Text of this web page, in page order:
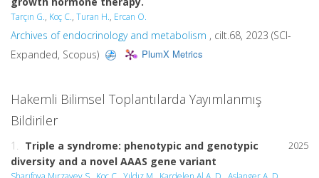
Tarçın G., Koç C., Turan H., Ercan O.
Archives of endocrinology and metabolism , cilt.68, 2023 (SCI-
Expanded, Scopus)
PlumX Metrics
Hakemli Bilimsel Toplantılarda Yayımlanmış
Bildiriler
2025
1.
Triple a syndrome: phenotypic and genotypic
diversity and a novel AAAS gene variant